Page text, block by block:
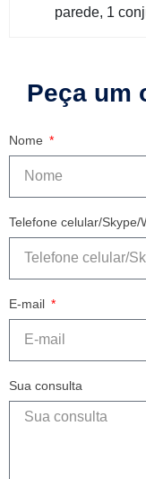
parede, 1
Peça um
Nome
Telefone celular/Skype/
E-mail
Sua consulta